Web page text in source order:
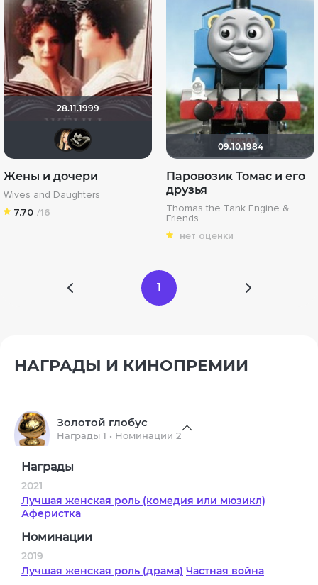
28.11.1999
Ernestina
Жены и дочери
Wives and Daughters
7.70 /16
09.10.1984
Паровозик Томас и его
друзья
Thomas the Tank Engine &
Friends
нет оценки
1
НАГРАДЫ И КИНОПРЕМИИ
Золотой глобус
Награды 1 • Номинации 2
Награды
2021
Лучшая женская роль (комедия или мюзикл)
Аферистка
Номинации
2019
Лучшая женская роль (драма) Частная война